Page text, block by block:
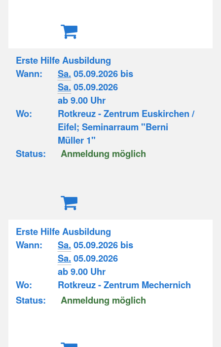
Erste Hilfe Ausbildung
Wann:
Sa. 05.09.2026 bis
Sa. 05.09.2026
ab 9.00 Uhr
Wo:
Rotkreuz - Zentrum Euskirchen /
Eifel; Seminarraum "Berni
Müller 1"
Status:
Anmeldung möglich
Erste Hilfe Ausbildung
Wann:
Sa. 05.09.2026 bis
Sa. 05.09.2026
ab 9.00 Uhr
Wo:
Rotkreuz - Zentrum Mechernich
Status:
Anmeldung möglich